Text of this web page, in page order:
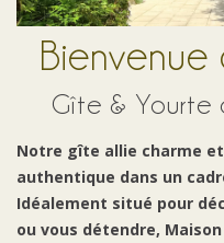
Gîte & Yourte
Notre gîte allie charme
authentique dans un
Idéalement situé pour
ou vous détendre,